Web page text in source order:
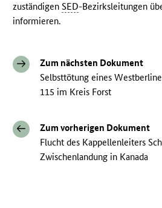
zuständigenSED-Bezirksleitungen
informieren.
Zum nächsten Dokument
Selbsttötung eines
115 im Kreis Forst
Zum vorherigen Dokument
Flucht des Kappellenleiters
Zwischenlandung in Kanada